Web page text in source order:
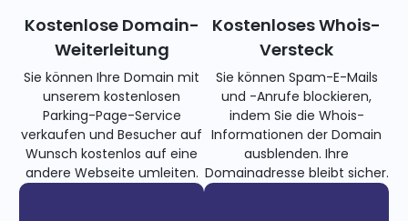
Kostenlose Domain-
Weiterleitung
Sie können Ihre Domain mit
unserem kostenlosen
Parking-Page-Service
verkaufen und Besucher auf
Wunsch kostenlos auf eine
andere Webseite umleiten.
Kostenloses Whois-
Versteck
Sie können Spam-E-Mails
und -Anrufe blockieren,
indem Sie die Whois-
Informationen der Domain
ausblenden. Ihre
Domainadresse bleibt sicher.